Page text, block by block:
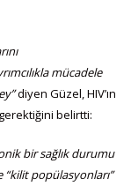
mücadele
diyen Güzel,HIV’ın
belirtti:
bir sağlık durumu
“kilit popülasyonları”